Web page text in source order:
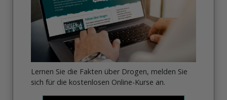
Lernen Sie die Fakten über Drogen, melden Sie
sich für die kostenlosen Online-Kurse an.